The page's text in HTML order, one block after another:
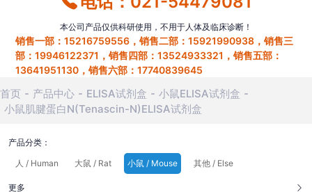
本公司产品仅供科研使用，不用于人体及临床诊断！
销售一部：15216759556，销售二部：15921990938，销售三
部：19946122371，销售四部：13524933321，销售五部：
13641951130，销售六部：17740839645
首页 产品中心 ELISA试剂盒
小鼠ELISA试剂盒
小鼠肌腱蛋白N(Tenascin-N)ELISA试剂盒
产品分类：
人 / Human
大鼠 / Rat 小鼠 / Mouse 其他 / Else
更多